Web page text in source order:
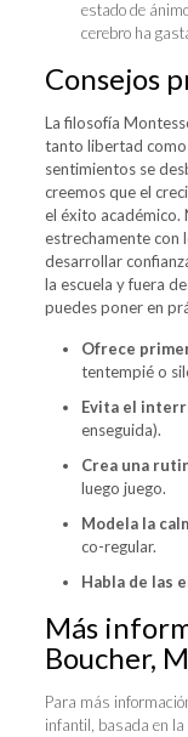
estado de
cerebro ha
Consejos
La filosofía
tanto libertad como
sentimientos se
creemos que el
el éxito académico.
estrechamente con
desarrollar
la escuela y fuera
puedes poner en
Ofrece
tentempié o
Evita el
enseguida).
Crea una
luego juego.
Modela la
co-regular.
Habla de las
Más
Boucher,
Para más
infantil, basada en la